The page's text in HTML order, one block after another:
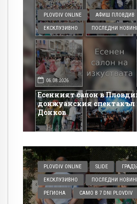
PLOVDIV ONLINE АФИШ ПЛОВДИВ
ЕКСКЛУЗИВНО ПОСЛЕДНИ
06.08.2026
Есенният салон в
донжуанския спектакъл
Донков
PLOVDIV ONLINE SLIDE
ЕКСКЛУЗИВНО ПОСЛЕДНИ
РЕГИОНА САМО В 7 DNI PLOVDIV